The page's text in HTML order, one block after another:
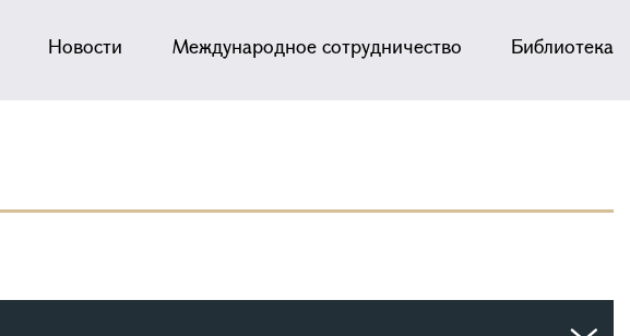
Новости Международное сотрудничество Библиотека